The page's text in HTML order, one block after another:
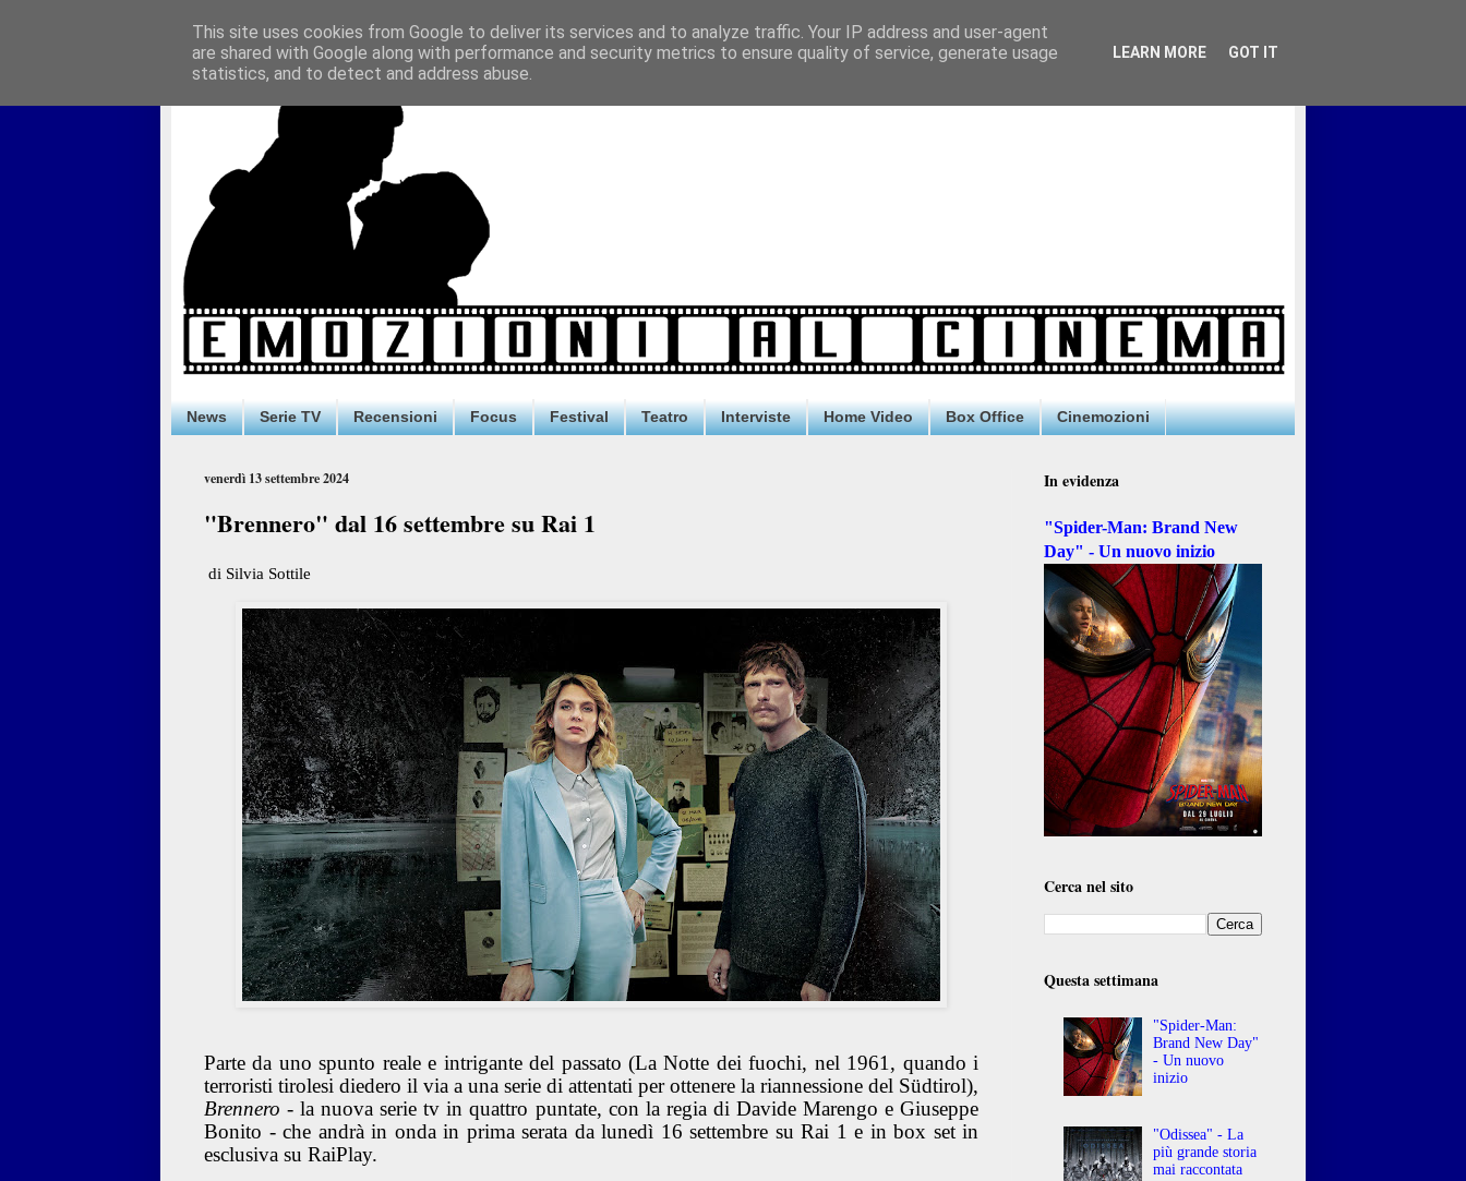
News Serie TV Recensioni Focus Festival Teatro Interviste Home Video Box Office Cinemozioni
venerdì 13 settembre 2024
"Brennero" dal 16 settembre su Rai 1
di Silvia Sottile
Parte da uno spunto reale e intrigante del passato (La Notte dei fuochi, nel 1961, quando i
terroristi tirolesi diedero il via a una serie di attentati per ottenere la riannessione del Südtirol),
Brennero - la nuova serie tv in quattro puntate, con la regia di Davide Marengo e Giuseppe
Bonito - che andrà in onda in prima serata da lunedì 16 settembre su Rai 1 e in box set in
esclusiva su RaiPlay.
In evidenza
"Spider-Man: Brand New
Day" - Un nuovo inizio
Cerca nel sito
Questa settimana
"Spider-Man:
Brand New Day"
- Un nuovo
inizio
"Odissea" - La
più grande storia
mai raccontata
This site uses cookies from Google to deliver its services and to analyze traffic. Your IP address and user-agent
are shared with Google along with performance and security metrics to ensure quality of service, generate usage
statistics, and to detect and address abuse.
LEARN MORE GOT IT